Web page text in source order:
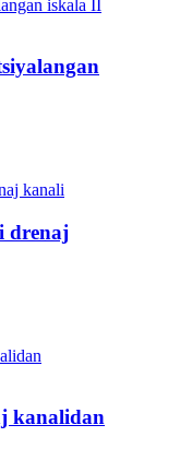
drenaj
kanalidan